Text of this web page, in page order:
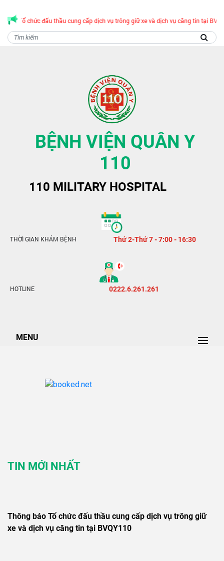
báo Tổ chức đấu thầu cung cấp dịch vụ trông giữ xe và dịch vụ căng tin tại
BỆNH VIỆN QUÂN Y
110
110 MILITARY HOSPITAL
THỜI GIAN KHÁM BỆNH Thứ 2-Thứ 7 - 7:00 - 16:30
HOTLINE 0222.6.261.261
MENU
TIN MỚI NHẤT
Thông báo Tổ chức đấu thầu cung cấp dịch vụ trông giữ
xe và dịch vụ căng tin tại BVQY110